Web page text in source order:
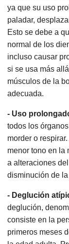
ya que su uso
paladar,
Esto se debe a
normal de los
incluso causar
si se usa más
músculos de la
adecuada.
- Uso
todos los
morder o
menor tono en la
a alteraciones
disminución de la
- Deglución
deglución,
consiste en la
primeros meses